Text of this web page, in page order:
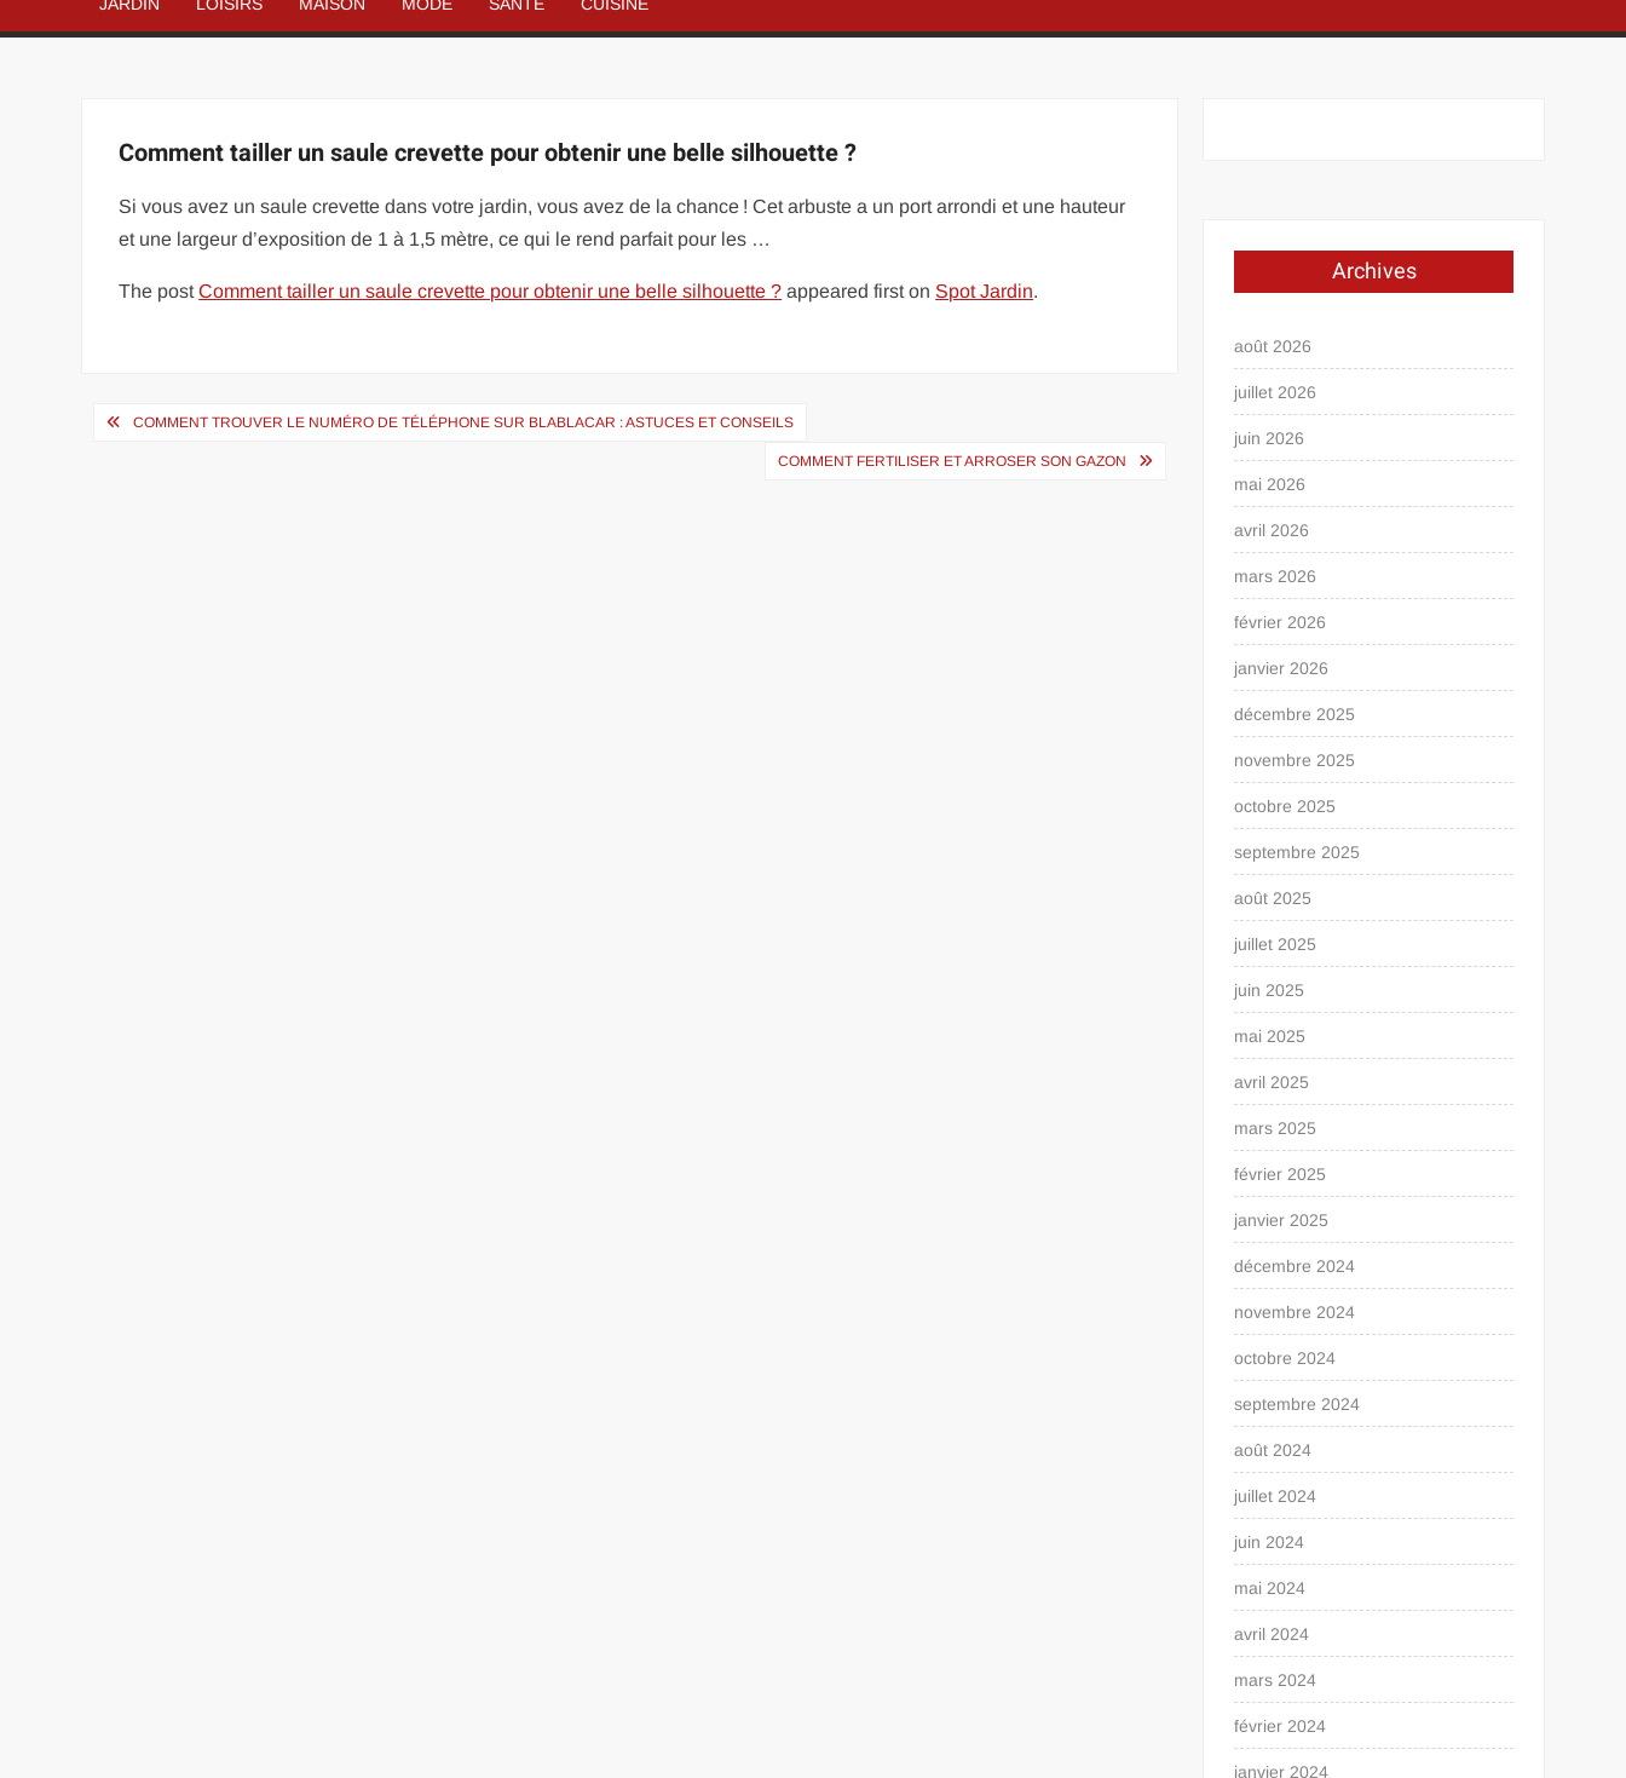
Comment tailler un saule crevette pour obtenir une belle silhouette ?
Si vous avez un saule crevette dans votre jardin, vous avez de la chance ! Cet arbuste a un port arrondi et une hauteur
et une largeur d’exposition de 1 à 1,5 mètre, ce qui le rend parfait pour les …
The postComment tailler un saule crevette pour obtenir une belle silhouette ? appeared first on Spot Jardin.
Navigation
COMMENT TROUVER LE NUMÉRO DE TÉLÉPHONE SUR BLABLACAR : ASTUCES ET CONSEILS
COMMENT FERTILISER ET ARROSER SON GAZON
Archives
août 2026
juillet 2026
juin 2026
mai 2026
avril 2026
mars 2026
février 2026
janvier 2026
décembre 2025
novembre 2025
octobre 2025
septembre 2025
août 2025
juillet 2025
juin 2025
mai 2025
avril 2025
mars 2025
février 2025
janvier 2025
décembre 2024
novembre 2024
octobre 2024
septembre 2024
août 2024
juillet 2024
juin 2024
mai 2024
avril 2024
mars 2024
février 2024
janvier 2024